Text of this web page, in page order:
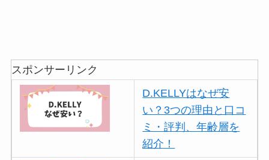
スポンサーリンク
D.KELLYはなぜ安
い？3つの理由と口コ
ミ・評判、年齢層を
紹介！